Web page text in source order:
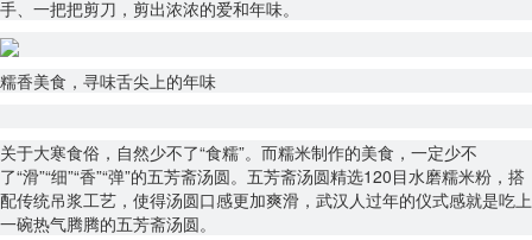
手、一把把剪刀，剪出浓浓的爱和年味。
糯香美食，寻味舌尖上的年味
关于大寒食俗，自然少不了“食糯”。而糯米制作的美食，一定少不
了“滑”“细”“香”“弹”的五芳斋汤圆。五芳斋汤圆精选120目水磨糯米粉，搭
配传统吊浆工艺，使得汤圆口感更加爽滑，武汉人过年的仪式感就是吃上
一碗热气腾腾的五芳斋汤圆。